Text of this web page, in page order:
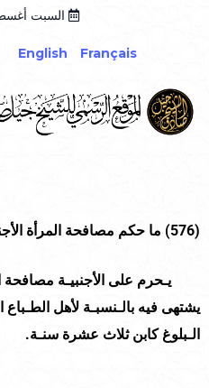
السبت أغسطس 8,
Français
English
(
576
) ما حكم مصافحة المرأة
يـحرم على الأجنبيـة مصافحة
يشتهى فيه بالـنسبـة لأهل
الـبلوغ كابن ثلاث عشرة سنـة.